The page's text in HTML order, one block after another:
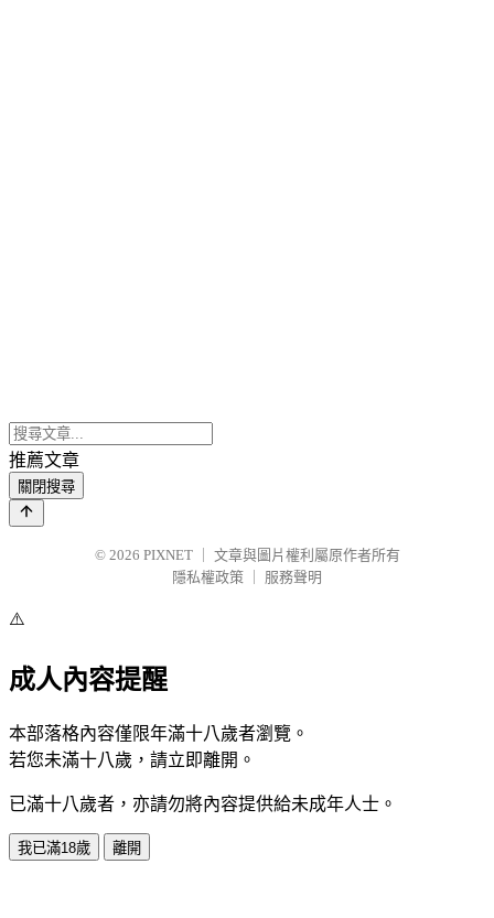
推薦文章
關閉搜尋
© 2026 PIXNET
文章與圖片權利屬原作者所有
隱私權政策
服務聲明
⚠️
成人內容提醒
本部落格內容僅限年滿十八歲者瀏覽。
若您未滿十八歲，請立即離開。
已滿十八歲者，亦請勿將內容提供給未成年人士。
我已滿18歲 離開